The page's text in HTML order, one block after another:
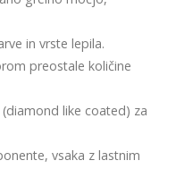
in vrste lepila.
preostale količine
like coated) za
vsaka z lastnim